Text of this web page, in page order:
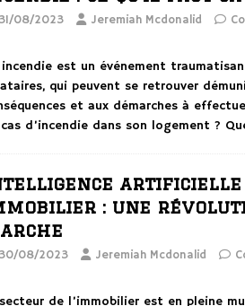
31/08/2023 Jeremiah Mcdonalid
incendie est un événement
qui peuvent se retrouver
et aux démarches à
d’incendie dans son logement ?
artificielle
: une
30/08/2023 Jeremiah Mcdonalid
de l’immobilier est en pleine